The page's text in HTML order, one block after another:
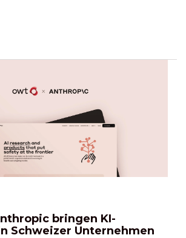
bringen KI-
Schweizer Unternehmen